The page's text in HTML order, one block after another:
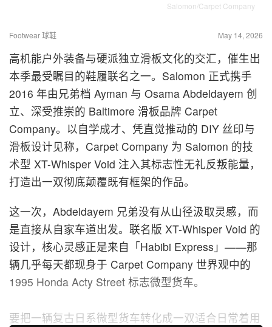
Salomon/Carpet Company
Footwear 球鞋 May 14, 2026
高机能户外装备与硬派独立滑板文化的交汇，催生出
本季最受瞩目的鞋履联名之一。Salomon 正式携手
2016 年由兄弟档 Ayman 与 Osama Abdeldayem 创
立、深受推崇的 Baltimore 滑板品牌 Carpet
Company。以自学成才、凭直觉推动的 DIY 丝印与
滑板设计见称，Carpet Company 为 Salomon 的技
术型 XT-Whisper Void 注入其标志性无礼反叛能量，
打造出一双彻底颠覆既有框架的作品。
这一次，Abdeldayem 兄弟没有从山径汲取灵感，而
是直接从自家车道出发。联名版 XT-Whisper Void 的
设计，核心灵感正是来自「Habibi Express」——那
辆几乎每天都现身于 Carpet Company 世界观中的
1995 Honda Acty Street 标志微型货车。
要把一辆复古日系微型货车转化成一双适合日常着用